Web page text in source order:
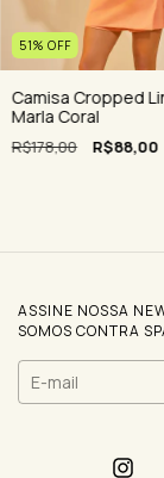
51% OFF
Camisa Cropped
Marla Coral
R$178,00 R$88,00
ASSINE NOSSA
SOMOS CONTRA